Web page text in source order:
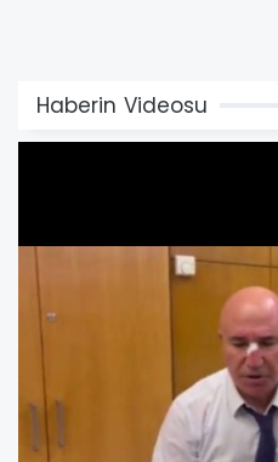
Haberin Videosu